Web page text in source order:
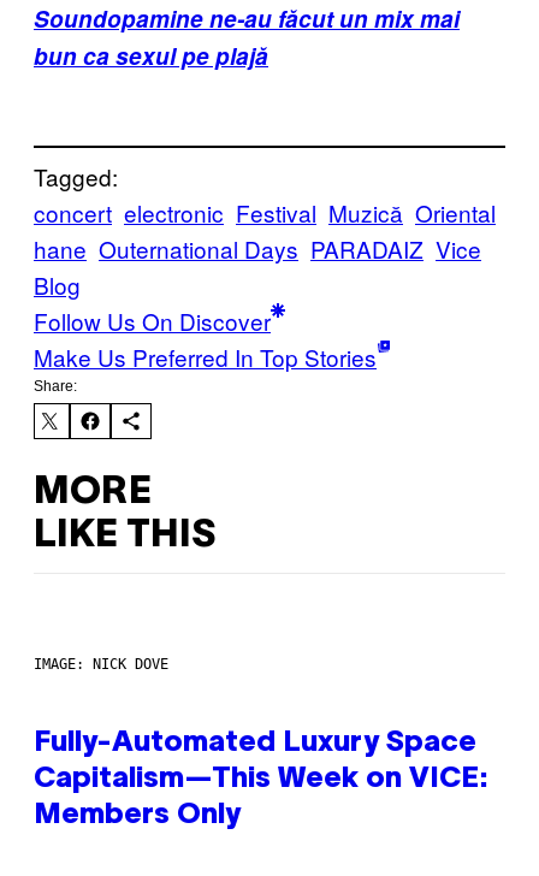
Soundopamine ne-au făcut un mix mai
bun ca sexul pe plajă
Tagged:
concert electronic Festival Muzică Oriental
hane Outernational Days PARADAIZ Vice
Blog
Follow Us On Discover
Make Us Preferred In Top Stories
Share:
MORE
LIKE THIS
IMAGE: NICK DOVE
Fully-Automated Luxury Space
Capitalism—This Week on VICE:
Members Only